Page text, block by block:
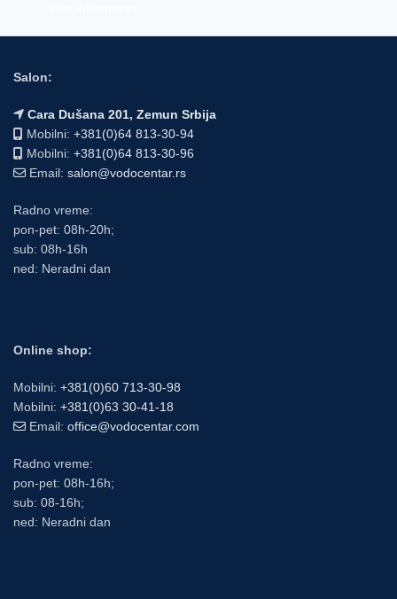
Salon:
Cara Dušana 201, Zemun Srbija
Mobilni: +381(0)64 813-30-94
Mobilni: +381(0)64 813-30-96
Email: salon@vodocentar.rs
Radno vreme:
pon-pet: 08h-20h;
sub: 08h-16h
ned: Neradni dan
Online shop:
Mobilni: +381(0)60 713-30-98
Mobilni: +381(0)63 30-41-18
Email: office@vodocentar.com
Radno vreme:
pon-pet: 08h-16h;
sub: 08-16h;
ned: Neradni dan